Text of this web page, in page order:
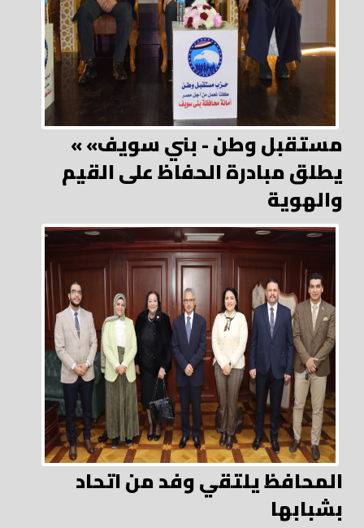
« مستقبل وطن - بني سويف»
يطلق مبادرة الحفاظ على القيم
والهوية
المحافظ يلتقي وفد من اتحاد
بشبابها